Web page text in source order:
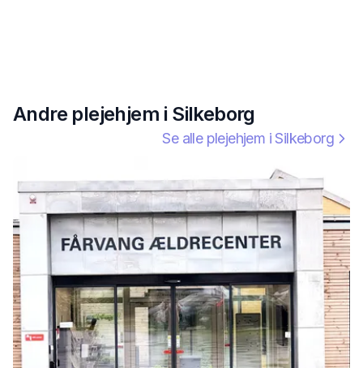
Andre plejehjem i Silkeborg
Se alle plejehjem i Silkeborg